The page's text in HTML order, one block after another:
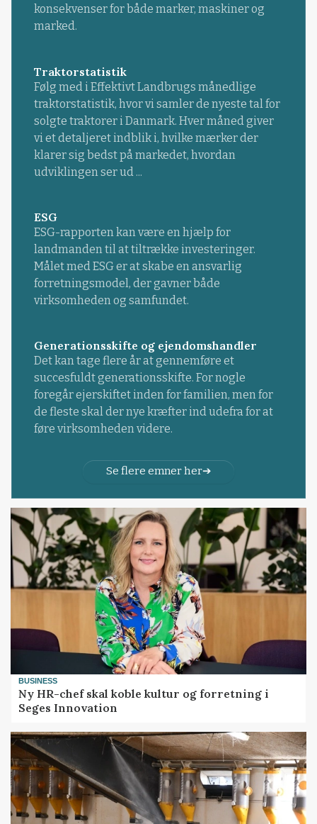
konsekvenser for både marker, maskiner og
marked.
Traktorstatistik
Følg med i Effektivt Landbrugs månedlige
traktorstatistik, hvor vi samler de nyeste tal for
solgte traktorer i Danmark. Hver måned giver
vi et detaljeret indblik i, hvilke mærker der
klarer sig bedst på markedet, hvordan
udviklingen ser ud ...
ESG
ESG-rapporten kan være en hjælp for
landmanden til at tiltrække investeringer.
Målet med ESG er at skabe en ansvarlig
forretningsmodel, der gavner både
virksomheden og samfundet.
Generationsskifte og ejendomshandler
Det kan tage flere år at gennemføre et
succesfuldt generationsskifte. For nogle
foregår ejerskiftet inden for familien, men for
de fleste skal der nye kræfter ind udefra for at
føre virksomheden videre.
Se flere emner her
BUSINESS
Ny HR-chef skal koble kultur og forretning i
Seges Innovation